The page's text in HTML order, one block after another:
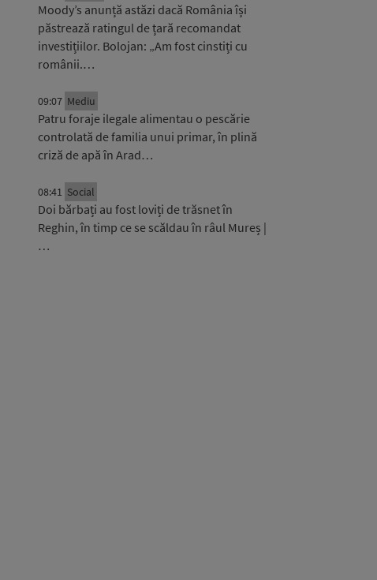
Moody’s anunță astăzi dacă România își
păstrează ratingul de țară recomandat
investițiilor. Bolojan: „Am fost cinstiți cu
românii.…
09:07 Mediu
Patru foraje ilegale alimentau o pescărie
controlată de familia unui primar, în plină
criză de apă în Arad…
08:41 Social
Doi bărbați au fost loviți de trăsnet în
Reghin, în timp ce se scăldau în râul Mureș |
…